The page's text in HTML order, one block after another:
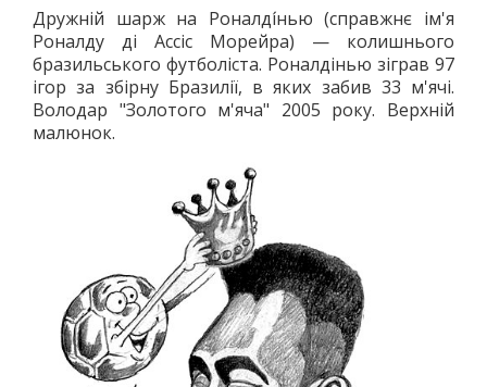
КАРАТЕ
АЙКІДО
ФРІФАЙТ
ММА
ХАПКІДО
СТРИБКИ ТА МЕТАННЯ
ТЕНІС
ВЕЛИКИЙ
НАСТІЛЬНИЙ
Дружній шарж на Роналді́нью (справжнє ім'я
Роналду ді Ассіс Морейра) — колишнього
бразильського футболіста. Роналдінью зіграв 97
ігор за збірну Бразилії, в яких забив 33 м'ячі.
Володар "Золотого м'яча" 2005 року. Верхній
малюнок.